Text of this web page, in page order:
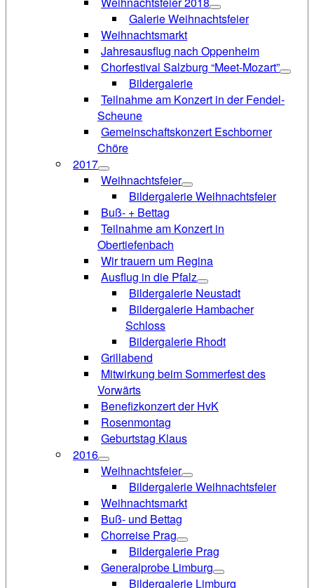
Galerie Weihnachtsfeier
Weihnachtsmarkt
Jahresausflug nach Oppenheim
Chorfestival Salzburg “Meet-Mozart”
Bildergalerie
Teilnahme am Konzert in der Fendel-
Scheune
Gemeinschaftskonzert Eschborner
Chöre
2017
Weihnachtsfeier
Bildergalerie Weihnachtsfeier
Buß- + Bettag
Teilnahme am Konzert in
Obertiefenbach
Wir trauern um Regina
Ausflug in die Pfalz
Bildergalerie Neustadt
Bildergalerie Hambacher
Schloss
Bildergalerie Rhodt
Grillabend
Mitwirkung beim Sommerfest des
Vorwärts
Benefizkonzert der HvK
Rosenmontag
Geburtstag Klaus
2016
Weihnachtsfeier
Bildergalerie Weihnachtsfeier
Weihnachtsmarkt
Buß- und Bettag
Chorreise Prag
Bildergalerie Prag
Generalprobe Limburg
Bildergalerie Limburg